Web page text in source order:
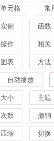
单元格 常
实例 函数
操作 相关
图表 方法
自动播放
大小 主题
次数 撤销
压缩 切换